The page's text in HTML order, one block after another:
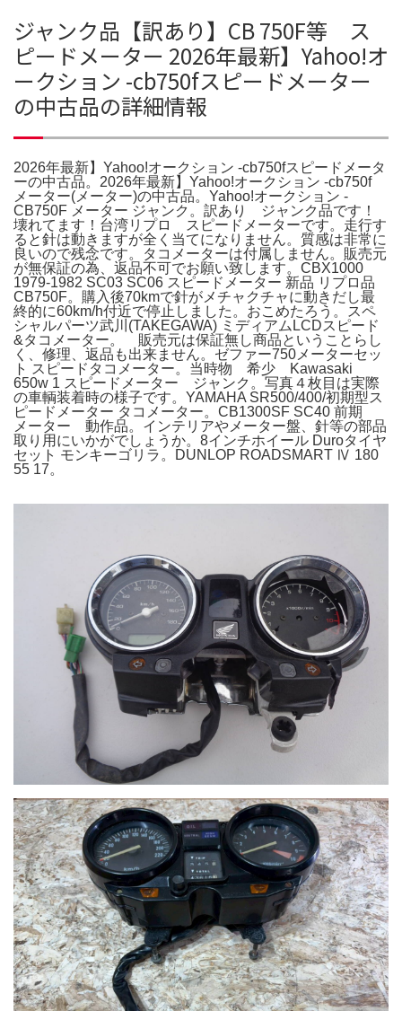
ジャンク品【訳あり】CB 750F等 ス
ピードメーター 2026年最新】Yahoo!オ
ークション -cb750fスピードメーター
の中古品の詳細情報
2026年最新】Yahoo!オークション -cb750fスピードメータ
ーの中古品。2026年最新】Yahoo!オークション -cb750f
メーター(メーター)の中古品。Yahoo!オークション -
CB750F メーター ジャンク。訳あり ジャンク品です！
壊れてます！台湾リプロ スピードメーターです。走行す
ると針は動きますが全く当てになりません。質感は非常に
良いので残念です。タコメーターは付属しません。販売元
が無保証の為、返品不可でお願い致します。CBX1000
1979-1982 SC03 SC06 スピードメーター 新品 リプロ品
CB750F。購入後70kmで針がメチャクチャに動きだし最
終的に60km/h付近で停止しました。おこめたろう。スペ
シャルパーツ武川(TAKEGAWA) ミディアムLCDスピード
&タコメーター。 販売元は保証無し商品ということらし
く、修理、返品も出来ません。ゼファー750メーターセッ
ト スピードタコメーター。当時物 希少 Kawasaki
650w 1 スピードメーター ジャンク。写真４枚目は実際
の車輌装着時の様子です。YAMAHA SR500/400/初期型ス
ピードメーター タコメーター。CB1300SF SC40 前期
メーター 動作品。インテリアやメーター盤、針等の部品
取り用にいかがでしょうか。8インチホイール Duroタイヤ
セット モンキーゴリラ。DUNLOP ROADSMART Ⅳ 180
55 17。